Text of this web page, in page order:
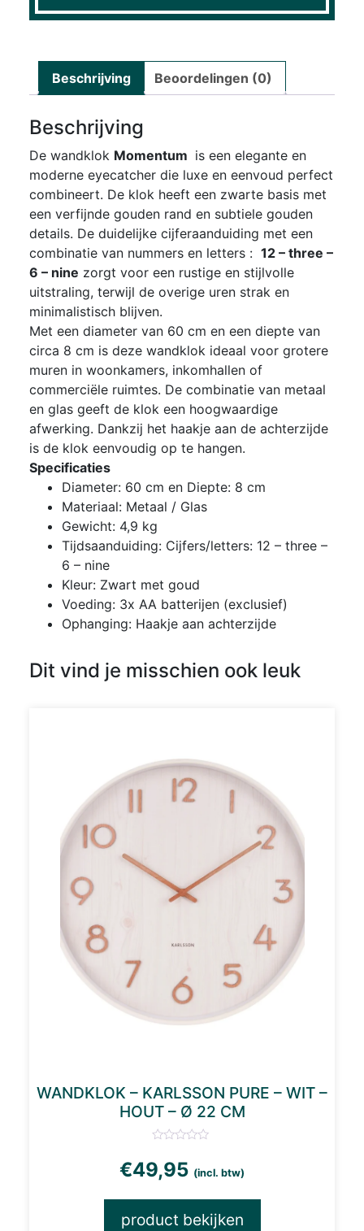
Beschrijving Beoordelingen (0)
Beschrijving
De wandklok Momentum is een elegante en
moderne eyecatcher die luxe en eenvoud perfect
combineert. De klok heeft een zwarte basis met
een verfijnde gouden rand en subtiele gouden
details. De duidelijke cijferaanduiding met een
combinatie van nummers en letters : 12 – three –
6 – nine zorgt voor een rustige en stijlvolle
uitstraling, terwijl de overige uren strak en
minimalistisch blijven.
Met een diameter van 60 cm en een diepte van
circa 8 cm is deze wandklok ideaal voor grotere
muren in woonkamers, inkomhallen of
commerciële ruimtes. De combinatie van metaal
en glas geeft de klok een hoogwaardige
afwerking. Dankzij het haakje aan de achterzijde
is de klok eenvoudig op te hangen.
Specificaties
Diameter: 60 cm en Diepte: 8 cm
Materiaal: Metaal / Glas
Gewicht: 4,9 kg
Tijdsaanduiding: Cijfers/letters: 12 – three –
6 – nine
Kleur: Zwart met goud
Voeding: 3x AA batterijen (exclusief)
Ophanging: Haakje aan achterzijde
Dit vind je misschien ook leuk
WANDKLOK – KARLSSON PURE – WIT –
HOUT – Ø 22 CM
€49,95 (incl. btw)
product bekijken